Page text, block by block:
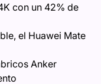
con un 42% de
el Huawei Mate
Anker